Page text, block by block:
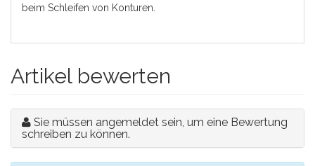
beim Schleifen von Konturen.
Artikel bewerten
Sie müssen angemeldet sein, um eine Bewertung
schreiben zu können.